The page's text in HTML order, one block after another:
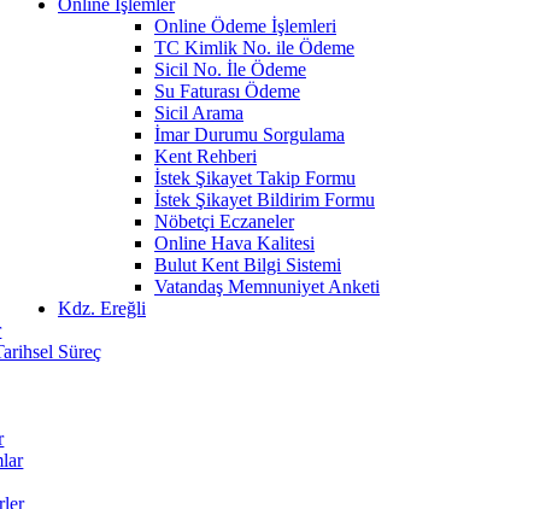
Online İşlemler
Online Ödeme İşlemleri
TC Kimlik No. ile Ödeme
Sicil No. İle Ödeme
Su Faturası Ödeme
Sicil Arama
İmar Durumu Sorgulama
Kent Rehberi
İstek Şikayet Takip Formu
İstek Şikayet Bildirim Formu
Nöbetçi Eczaneler
Online Hava Kalitesi
Bulut Kent Bilgi Sistemi
Vatandaş Memnuniyet Anketi
Kdz. Ereğli
Süreç